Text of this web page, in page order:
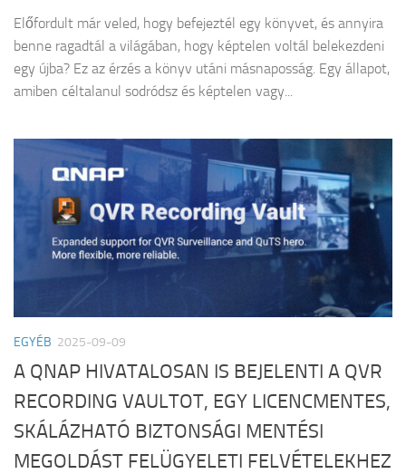
Előfordult már veled, hogy befejeztél egy könyvet, és annyira
benne ragadtál a világában, hogy képtelen voltál belekezdeni
egy újba? Ez az érzés a könyv utáni másnaposság. Egy állapot,
amiben céltalanul sodródsz és képtelen vagy...
EGYÉB 2025-09-09
A QNAP HIVATALOSAN IS BEJELENTI A QVR
RECORDING VAULTOT, EGY LICENCMENTES,
SKÁLÁZHATÓ BIZTONSÁGI MENTÉSI
MEGOLDÁST FELÜGYELETI FELVÉTELEKHEZ